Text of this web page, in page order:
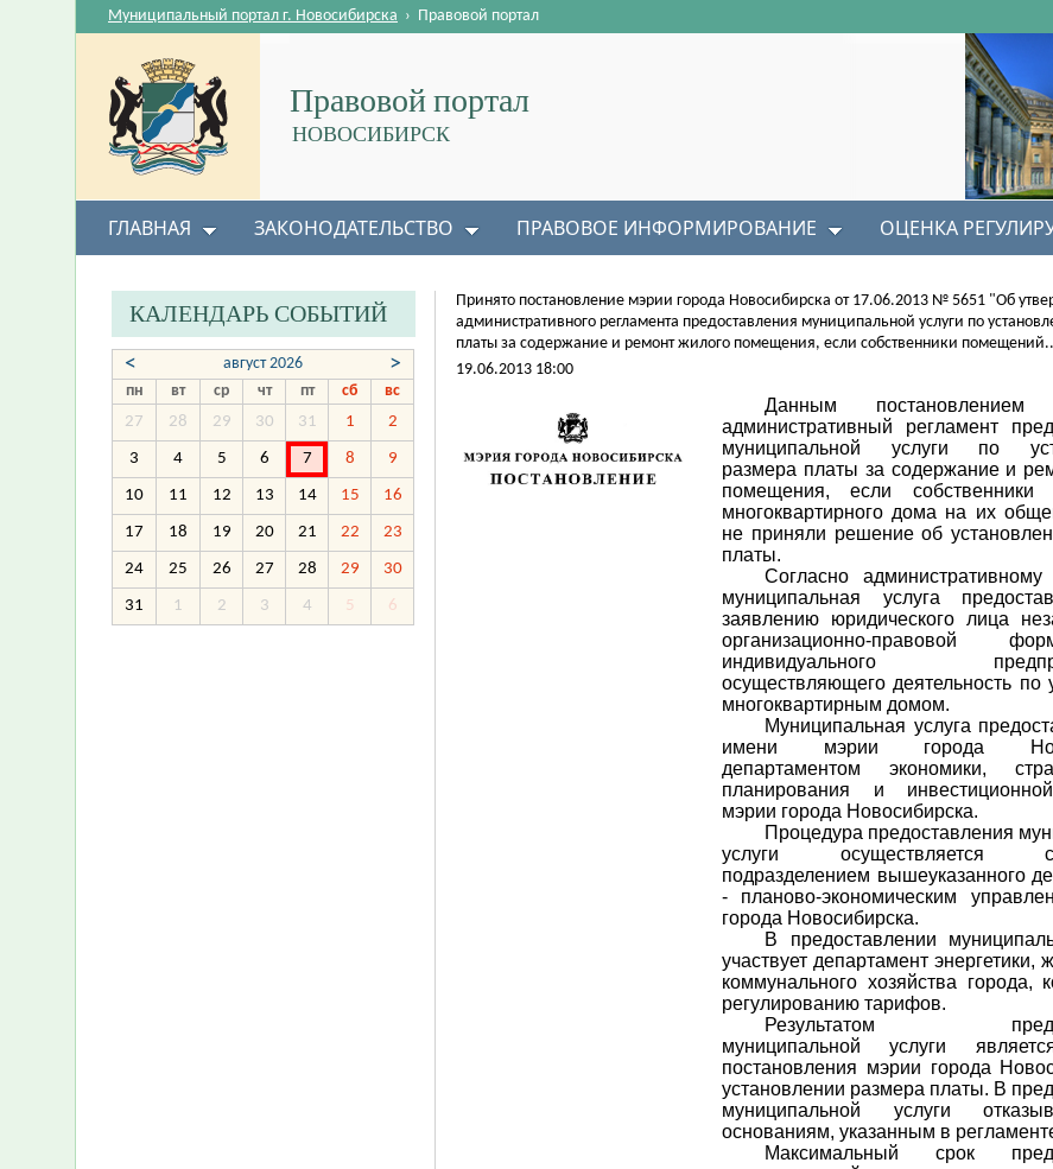
Правовой портал
НОВОСИБИРСК
Муниципальный портал г. Новосибирска › Правовой портал
ГЛАВНАЯ ЗАКОНОДАТЕЛЬСТВО ПРАВОВОЕ ИНФОРМИРОВАНИЕ ОЦЕНКА
Принято постановление мэрии города Новосибирска от 17.06.2013 № 5651 "Об
административного регламента предоставления муниципальной услуги по
платы за содержание и ремонт жилого помещения, если собственники
19.06.2013 18:00
Данным постановлением
административный регламент
муниципальной услуги по
размера платы за содержание и
помещения, если собственники
многоквартирного дома на их
не приняли решение об
платы.
Согласно административному
муниципальная услуга
заявлению юридического лица
организационно-правовой
индивидуального
осуществляющего деятельность по
многоквартирным домом.
Муниципальная услуга
имени мэрии города
департаментом экономики,
планирования и
мэрии города Новосибирска.
Процедура предоставления
услуги осуществляется
подразделением вышеуказанного
- планово-экономическим
города Новосибирска.
В предоставлении
участвует департамент энергетики,
коммунального хозяйства города,
регулированию тарифов.
Результатом
муниципальной услуги
постановления мэрии города
установлении размера платы. В
муниципальной услуги
основаниям, указанным в
Максимальный срок
КАЛЕНДАРЬ СОБЫТИЙ
< август 2026 >
пн вт ср чт пт сб
вс
27
28 29 30 31 1 2
3 4 5 6 7 8 9
10 11 12 13 14 15 16
17 18 19 20 21 22 23
24 25 26 27 28 29 30
31 1 2 3 4 5 6